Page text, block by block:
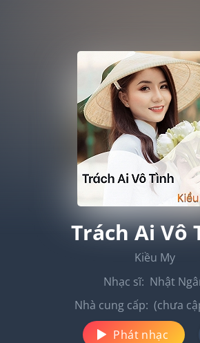
Trách Ai Vô
Kiều My
Nhạc sĩ: Nhật
Nhà cung cấp: (chưa
Phát nhạc